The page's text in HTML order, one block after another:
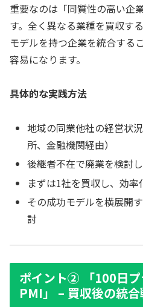
重要なのは「同質性の高い企
す。全く異なる業種を買収す
モデルを持つ企業を統合する
容易になります。
具体的な実践方法
地域の同業他社の経営状
所、金融機関経由）
後継者不在で廃業を検討
まずは1社を買収し、効
その成功モデルを横展開
討
ポイント② 「100日プ
PMI」 – 買収後の統